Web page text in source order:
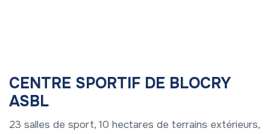
CENTRE SPORTIF DE BLOCRY
ASBL
23 salles de sport, 10 hectares de terrains extérieurs,